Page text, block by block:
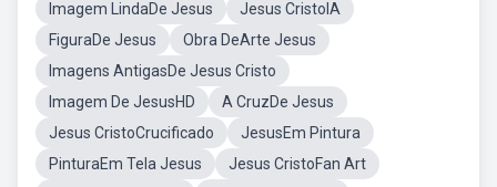
Imagem LindaDe Jesus
Jesus CristoIA
FiguraDe Jesus
Obra DeArte Jesus
Imagens AntigasDe Jesus Cristo
Imagem De JesusHD
A CruzDe Jesus
Jesus CristoCrucificado
JesusEm Pintura
PinturaEm Tela Jesus
Jesus CristoFan Art